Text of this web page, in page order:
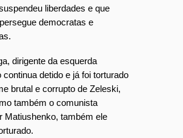
liberdades e que
democratas e
dirigente da esquerda
continua detido e já foi torturado
brutal e corrupto de Zeleski,
também o comunista
Matiushenko, também ele